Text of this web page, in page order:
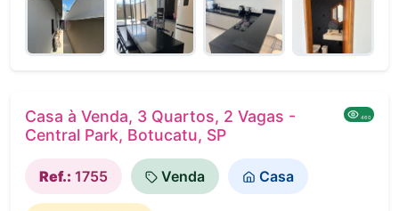
Casa à Venda, 3 Quartos, 2 Vagas -
Central Park, Botucatu, SP
460
Ref.: 1755 Venda Casa